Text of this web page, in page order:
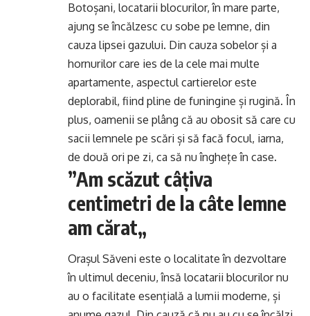
Botoșani, locatarii blocurilor, în mare parte,
ajung se încălzesc cu sobe pe lemne, din
cauza lipsei gazului. Din cauza sobelor și a
hornurilor care ies de la cele mai multe
apartamente, aspectul cartierelor este
deplorabil, fiind pline de funingine și rugină. În
plus, oamenii se plâng că au obosit să care cu
sacii lemnele pe scări și să facă focul, iarna,
de două ori pe zi, ca să nu înghețe în case.
”Am scăzut câțiva
centimetri de la câte lemne
am cărat„
Orașul Săveni este o localitate în dezvoltare
în ultimul deceniu, însă locatarii blocurilor nu
au o facilitate esențială a lumii moderne, și